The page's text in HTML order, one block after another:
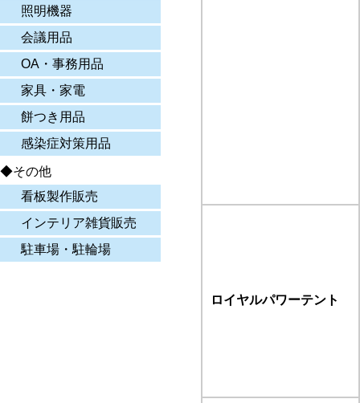
照明機器
会議用品
OA・事務用品
家具・家電
餅つき用品
感染症対策用品
◆その他
看板製作販売
インテリア雑貨販売
駐車場・駐輪場
ロイヤルパワーテント